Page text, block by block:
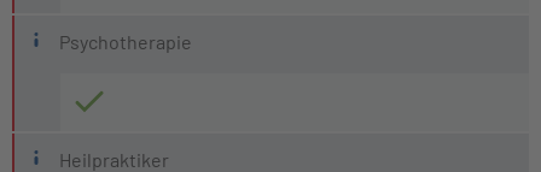
Psychotherapie
Heilpraktiker